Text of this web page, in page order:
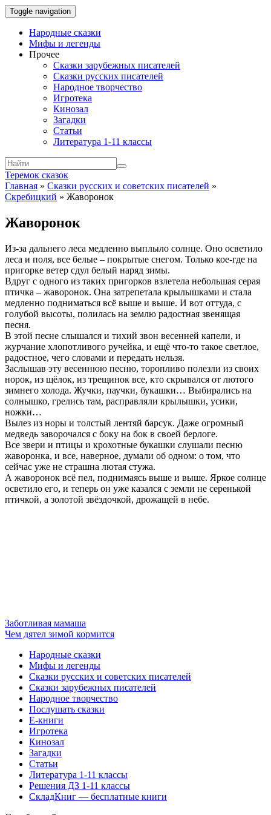
Toggle navigation
Народные сказки
Мифы и легенды
Прочее
Сказки зарубежных писателей
Сказки русских писателей
Народное творчество
Игротека
Кинозал
Загадки
Статьи
Литература 1-11 классы
Теремок сказок
Главная » Сказки русских и советских писателей »
Скребицкий » Жаворонок
Жаворонок
Из-за дальнего леса медленно выплыло солнце. Оно осветило
леса и поля, все белые – покрытые снегом. Только кое-где на
пригорке ветер сдул белый наряд зимы.
Вдруг с одного из таких пригорков взлетела небольшая серая
птичка – жаворонок. Она затрепетала крылышками и стала
медленно подниматься всё выше и выше. И вот оттуда, с
голубой высоты, полилась на землю радостная звенящая
песня.
В этой песне слышался и тихий звон весенней капели, и
журчание хлопотливого ручейка, и ещё что-то такое светлое,
радостное, чего словами и передать нельзя.
Заслышав эту весеннюю песню, торопливо полезли из своих
норок, из щёлок, из трещинок все, кто скрывался от лютого
зимнего холода. Жучки, паучки, букашки… Выбирались на
солнышко, грелись там, расправляли крылышки, усики,
ножки…
Вылез из норы и толстый лентяй барсук. Даже огромный
медведь заворочался с боку на бок в своей берлоге.
Все звери и птицы и крохотные букашки слушали песню
жаворонка, и все, наверное, думали об одном: о том, что
сейчас уже не страшна лютая стужа.
А жаворонок всё пел, поднимаясь выше и выше. Яркое солнце
осветило его, и теперь он уже казался с земли не серенькой
птичкой, а золотой звёздочкой, дрожащей в небе.
Заботливая мамаша
Чем дятел зимой кормится
Народные сказки
Мифы и легенды
Сказки русских и советских писателей
Сказки зарубежных писателей
Народное творчество
Послушать сказки
Е-книги
Игротека
Кинозал
Загадки
Статьи
Литература 1-11 классы
Решения ДЗ 1-11 классы
СкладКниг — бесплатные книги